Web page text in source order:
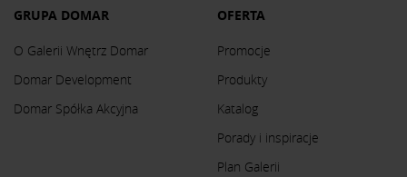
GRUPA DOMAR
O Galerii Wnętrz Domar
Domar Development
Domar Spółka Akcyjna
OFERTA
Promocje
Produkty
Katalog
Porady i inspiracje
Plan Galerii